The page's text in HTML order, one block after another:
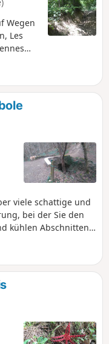
Wegen
Les
viele schattige und
bei der Sie den
kühlen Abschnitten,
der nördlichen
Tapetenwechsel,
von Vienne